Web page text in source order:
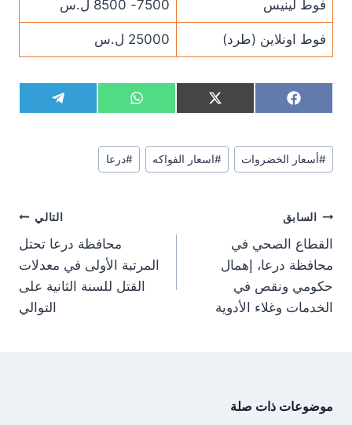
فوط لينيس 7500- 8500 ل.س
فوط اونلاين (طرد) 25000 ل.س
S
h
r
e
o
F
a
e
b
o
S
h
r
e
o
X
(
w
i
t
S
h
r
e
o
W
h
t
s
A
S
h
T
e
وسوم
المقال:
#أسعار الخضروات #اسعار الفواكه #درعا
تصفّح
المقالات
السابق
القطاع الصحي في
محافظة درعا، إهمال
حكومي ونقص في
الخدمات وغلاء الأدوية
التالي
محافظة درعا تحتل
المرتبة الأولى في معدلات
القتل للسنة الثانية على
التوالي
موضوعات ذات صلة